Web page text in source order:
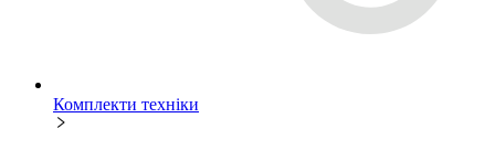
Комплекти техніки